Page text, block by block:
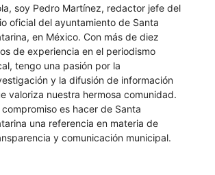
soy Pedro Martínez, redactor jefe del
oficial del ayuntamiento de Santa
en México. Con más de diez
de experiencia en el periodismo
tengo una pasión por la
y la difusión de información
valoriza nuestra hermosa comunidad.
compromiso es hacer de Santa
una referencia en materia de
y comunicación municipal.